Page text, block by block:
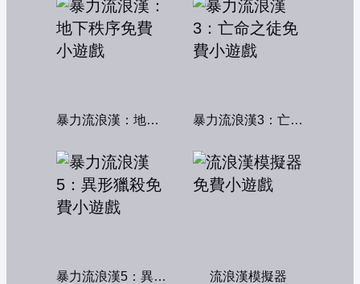
暴力流浪漢：地下秩序 暴力流浪漢3：亡命之徒
暴力流浪漢5：異形獵殺 流浪漢模擬器